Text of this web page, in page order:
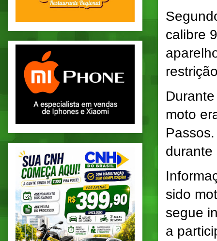
calibre
moto
durante
sido
segue
a